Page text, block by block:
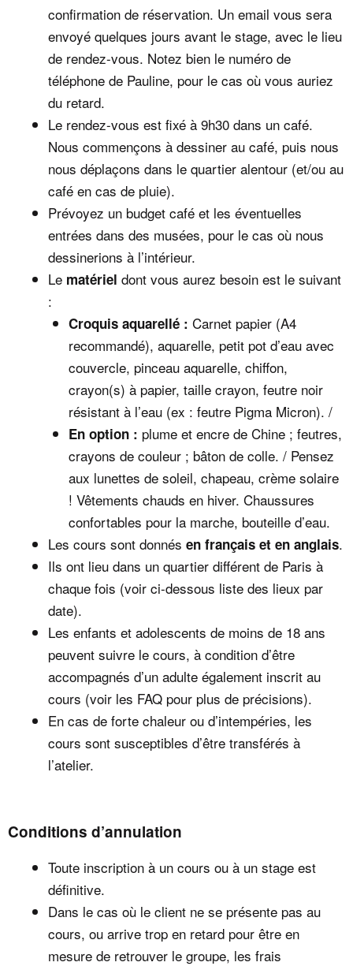
confirmation de réservation. Un email vous sera
envoyé quelques jours avant le stage, avec le lieu
de rendez-vous. Notez bien le numéro de
téléphone de Pauline, pour le cas où vous auriez
du retard.
Le rendez-vous est fixé à 9h30 dans un café.
Nous commençons à dessiner au café, puis nous
nous déplaçons dans le quartier alentour (et/ou au
café en cas de pluie).
Prévoyez un budget café et les éventuelles
entrées dans des musées, pour le cas où nous
dessinerions à l’intérieur.
Le matériel dont vous aurez besoin est le suivant
:
Croquis aquarellé : Carnet papier (A4
recommandé), aquarelle, petit pot d’eau avec
couvercle, pinceau aquarelle, chiffon,
crayon(s) à papier, taille crayon, feutre noir
résistant à l’eau (ex : feutre Pigma Micron). /
En option : plume et encre de Chine ; feutres,
crayons de couleur ; bâton de colle. / Pensez
aux lunettes de soleil, chapeau, crème solaire
! Vêtements chauds en hiver. Chaussures
confortables pour la marche, bouteille d’eau.
Les cours sont donnés en français et en anglais.
Ils ont lieu dans un quartier différent de Paris à
chaque fois (voir ci-dessous liste des lieux par
date).
Les enfants et adolescents de moins de 18 ans
peuvent suivre le cours, à condition d’être
accompagnés d’un adulte également inscrit au
cours (voir les FAQ pour plus de précisions).
En cas de forte chaleur ou d’intempéries, les
cours sont susceptibles d’être transférés à
l’atelier.
Conditions d’annulation
Toute inscription à un cours ou à un stage est
définitive.
Dans le cas où le client ne se présente pas au
cours, ou arrive trop en retard pour être en
mesure de retrouver le groupe, les frais